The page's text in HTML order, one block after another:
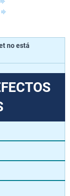
no está